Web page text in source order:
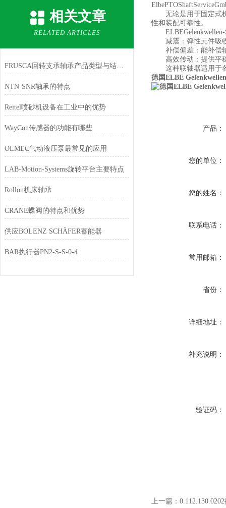
相关文章
RELATED ARTICLES
FRUSCA回转支承轴承产品类型与结构设计
NTN-SNR轴承的特点
Reitel喷砂机设备在工业中的优势
WayCon传感器的功能有哪些
OLMEC气动液压泵最常见的应用
LAB-Motion-Systems旋转平台主要特点
Rollon机床轴承
CRANE蝶阀的特点和优势
供应BOLENZ SCHÄFER蓄能器
BAR执行器PN2-S-S-0-4
无论是用于固定式机
性和装配可靠性。
ELBEGelenkwellen-
减震：弹性元件吸
补偿偏差：能补偿
高效传动：提供平稳
这种联轴器适用于各
德国ELBE
产品：
您的单位：
您的姓名：
联系电话：
常用邮箱：
省份：
详细地址：
补充说明：
验证码：
上一篇：